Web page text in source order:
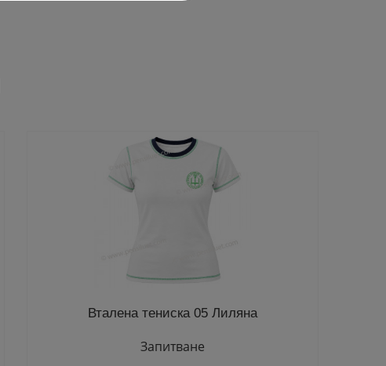
Вталена тениска 05 Лиляна
Запитване